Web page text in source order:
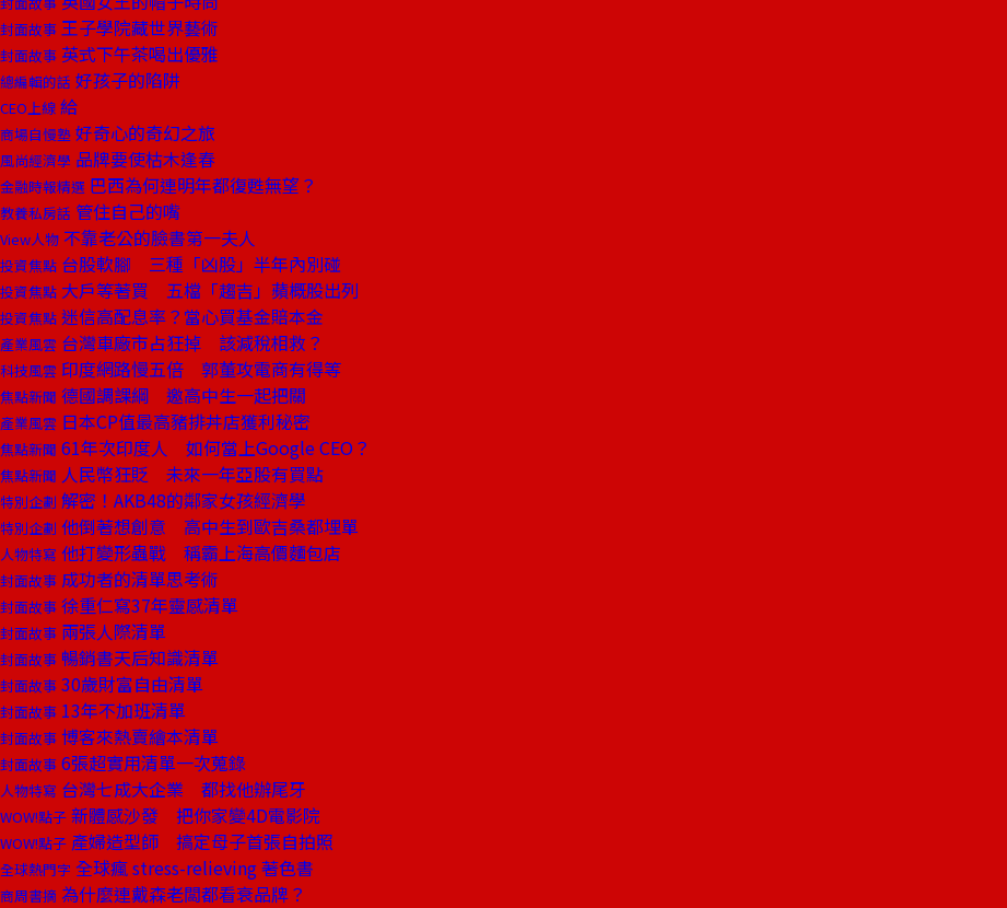
封面故事 王子學院藏世界藝術
封面故事 英式下午茶喝出優雅
總編輯的話 好孩子的陷阱
CEO上線 給
商場自慢塾 好奇心的奇幻之旅
風尚經濟學 品牌要使枯木逢春
金融時報精選 巴西為何連明年都復甦無望？
教養私房話 管住自己的嘴
View人物 不靠老公的臉書第一夫人
投資焦點 台股軟腳 三種「凶股」半年內別碰
投資焦點 大戶等著買 五檔「趨吉」蘋概股出列
投資焦點 迷信高配息率？當心買基金賠本金
產業風雲 台灣車廠市占狂掉 該減稅相救？
科技風雲 印度網路慢五倍 郭董攻電商有得等
焦點新聞 德國調課綱 邀高中生一起把關
產業風雲 日本CP值最高豬排丼店獲利秘密
焦點新聞 61年次印度人 如何當上Google CEO？
焦點新聞 人民幣狂貶 未來一年亞股有買點
特別企劃 解密！AKB48的鄰家女孩經濟學
特別企劃 他倒著想創意 高中生到歐吉桑都埋單
人物特寫 他打變形蟲戰 稱霸上海高價麵包店
封面故事 成功者的清單思考術
封面故事 徐重仁寫37年靈感清單
封面故事 兩張人際清單
封面故事 暢銷書天后知識清單
封面故事 30歲財富自由清單
封面故事 13年不加班清單
封面故事 博客來熱賣繪本清單
封面故事 6張超實用清單一次蒐錄
人物特寫 台灣七成大企業 都找他辦尾牙
WOW!點子 新體感沙發 把你家變4D電影院
WOW!點子 產婦造型師 搞定母子首張自拍照
全球熱門字 全球瘋 stress-relieving 著色書
商周書摘 為什麼連戴森老闆都看衰品牌？